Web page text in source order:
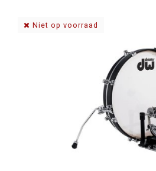
Niet op voorraad